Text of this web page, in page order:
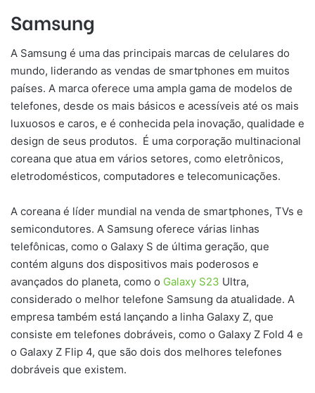
Samsung
A Samsung é uma das principais marcas de celulares do
mundo, liderando as vendas de smartphones em muitos
países. A marca oferece uma ampla gama de modelos de
telefones, desde os mais básicos e acessíveis até os mais
luxuosos e caros, e é conhecida pela inovação, qualidade e
design de seus produtos. É uma corporação multinacional
coreana que atua em vários setores, como eletrônicos,
eletrodomésticos, computadores e telecomunicações.
A coreana é líder mundial na venda de smartphones, TVs e
semicondutores. A Samsung oferece várias linhas
telefônicas, como o Galaxy S de última geração, que
contém alguns dos dispositivos mais poderosos e
avançados do planeta, como o Galaxy S23 Ultra,
considerado o melhor telefone Samsung da atualidade. A
empresa também está lançando a linha Galaxy Z, que
consiste em telefones dobráveis, como o Galaxy Z Fold 4 e
o Galaxy Z Flip 4, que são dois dos melhores telefones
dobráveis que existem.